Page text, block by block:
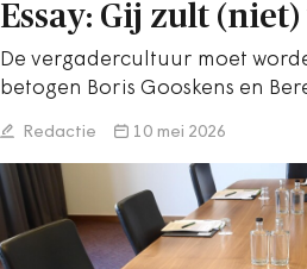
Essay: Gij zult
De vergadercultuur moet
betogen Boris Gooskens en
Redactie 10 mei 2026